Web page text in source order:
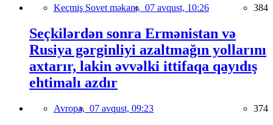
Keçmiş Sovet məkanı, 07 avqust, 10:26 384
Seçkilərdən sonra Ermənistan və
Rusiya gərginliyi azaltmağın yollarını
axtarır, lakin əvvəlki ittifaqa qayıdış
ehtimalı azdır
Avropa, 07 avqust, 09:23 374